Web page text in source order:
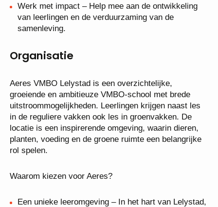
Werk met impact – Help mee aan de ontwikkeling
van leerlingen en de verduurzaming van de
samenleving.
Organisatie
Aeres VMBO Lelystad is een overzichtelijke,
groeiende en ambitieuze VMBO-school met brede
uitstroommogelijkheden. Leerlingen krijgen naast les
in de reguliere vakken ook les in groenvakken. De
locatie is een inspirerende omgeving, waarin dieren,
planten, voeding en de groene ruimte een
belangrijke rol spelen.
Waarom kiezen voor Aeres?
Een unieke leeromgeving – In het hart van